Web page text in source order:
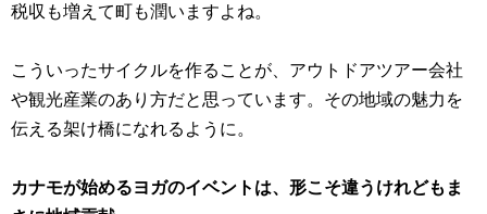
税収も増えて町も潤いますよね。
こういったサイクルを作ることが、アウトドアツアー会社
や観光産業のあり方だと思っています。その地域の魅力を
伝える架け橋になれるように。
カナモが始めるヨガのイベントは、形こそ違うけれどもま